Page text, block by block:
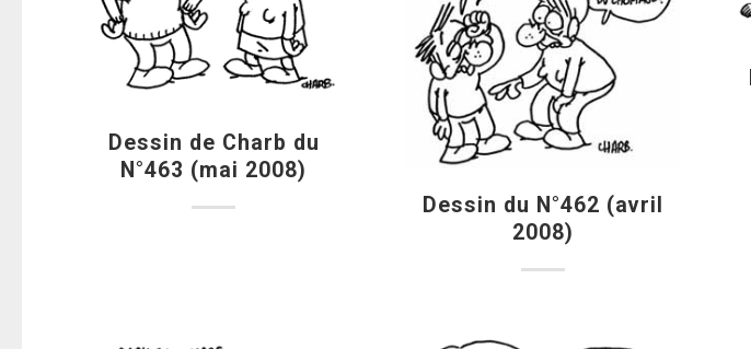
Dessin de Charb du
N°463 (mai 2008)
Dessin du N°462 (avril
2008)